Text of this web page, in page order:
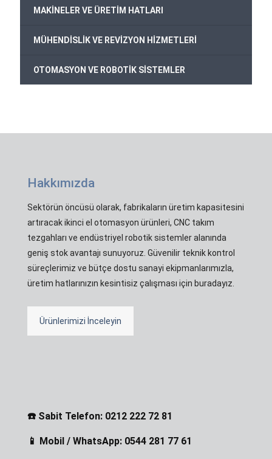
MAKİNELER VE ÜRETİM HATLARI
MÜHENDİSLİK VE REVİZYON HİZMETLERİ
OTOMASYON VE ROBOTİK SİSTEMLER
Hakkımızda
Sektörün öncüsü olarak, fabrikaların üretim kapasitesini
artıracak ikinci el otomasyon ürünleri, CNC takım
tezgahları ve endüstriyel robotik sistemler alanında
geniş stok avantajı sunuyoruz. Güvenilir teknik kontrol
süreçlerimiz ve bütçe dostu sanayi ekipmanlarımızla,
üretim hatlarınızın kesintisiz çalışması için buradayız.
Ürünlerimizi İnceleyin
☎️ Sabit Telefon: 0212 222 72 81
📱 Mobil / WhatsApp: 0544 281 77 61